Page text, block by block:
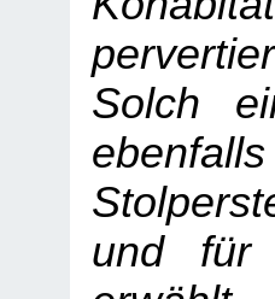
Solch
und für